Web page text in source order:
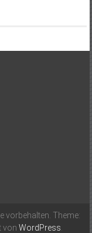
vorbehalten. Theme:
von WordPress